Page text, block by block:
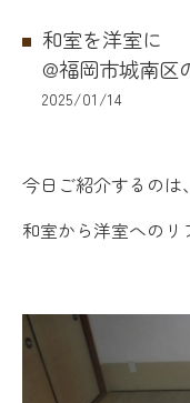
和室を洋室に
@福岡市城南区
2025/01/14
今日ご紹介するのは
和室から洋室への